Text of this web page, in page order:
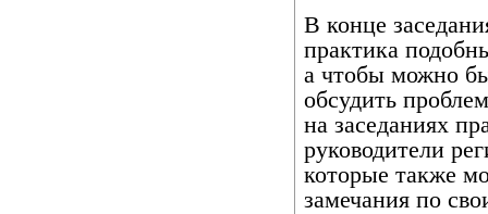
В конце
практика
а чтобы можно
обсудить
на заседаниях
руководители
которые также
замечания по